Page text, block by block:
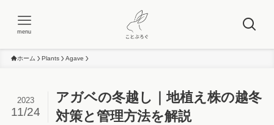
menu
ホーム Plants Agave
アガベの冬越し｜地植え株の越冬
対策と管理方法を解説
2023
11/24